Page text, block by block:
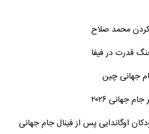
محمد صلاح
قدرت در فیفا
جهانی چین
جهانی ۲۰۲۶
اوگاندایی پس از فینال جام جهانی